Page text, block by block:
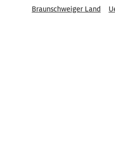
Braunschweiger Land